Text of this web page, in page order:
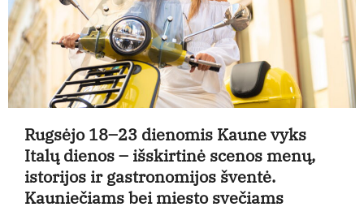
Rugsėjo 18–23 dienomis Kaune vyks
Italų dienos – išskirtinė scenos menų,
istorijos ir gastronomijos šventė.
Kauniečiams bei miesto svečiams